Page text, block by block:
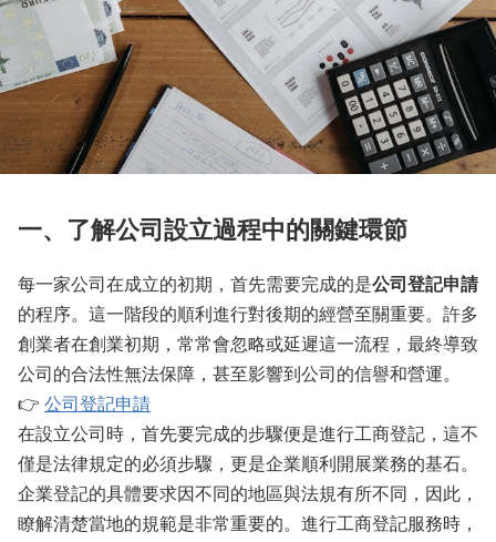
一、了解公司設立過程中的關鍵環節
每一家公司在成立的初期，首先需要完成的是公司登記申請
的程序。這一階段的順利進行對後期的經營至關重要。許多
創業者在創業初期，常常會忽略或延遲這一流程，最終導致
公司的合法性無法保障，甚至影響到公司的信譽和營運。
👉 公司登記申請
在設立公司時，首先要完成的步驟便是進行工商登記，這不
僅是法律規定的必須步驟，更是企業順利開展業務的基石。
企業登記的具體要求因不同的地區與法規有所不同，因此，
瞭解清楚當地的規範是非常重要的。進行工商登記服務時，